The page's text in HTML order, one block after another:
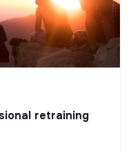
retraining